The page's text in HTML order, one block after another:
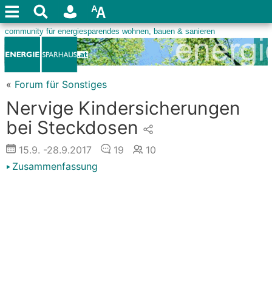
« Forum für Sonstiges
Nervige Kindersicherungen
bei Steckdosen
15.9. -28.9.2017 19
10
Zusammenfassung